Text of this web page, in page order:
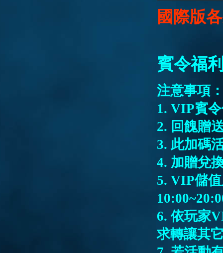
國際版
賓令福
注意事項
1. VIP賓
2. 回餽贈
3. 此加碼
4. 加贈兌
5. VIP儲
6. 依玩家
求轉讓其